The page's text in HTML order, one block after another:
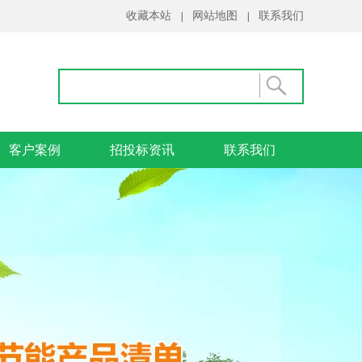
联系我们
网站地图
收藏本站
客户案例 招投标资讯 联系我们